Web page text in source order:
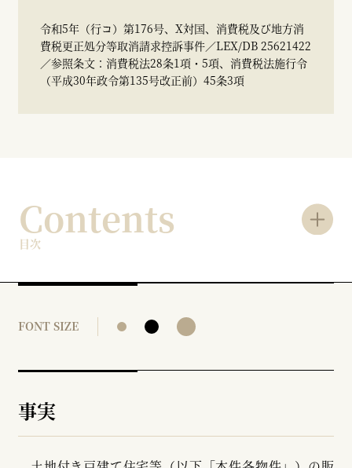
令和5年（行コ）第176号、X対国、消費税及び地方消
費税更正処分等取消請求控訴事件／LEX/DB 25621422
／参照条文：消費税法28条1項・5項、消費税法施行令
（平成30年政令第135号改正前）45条3項
Contents
目次
FONT SIZE
事実